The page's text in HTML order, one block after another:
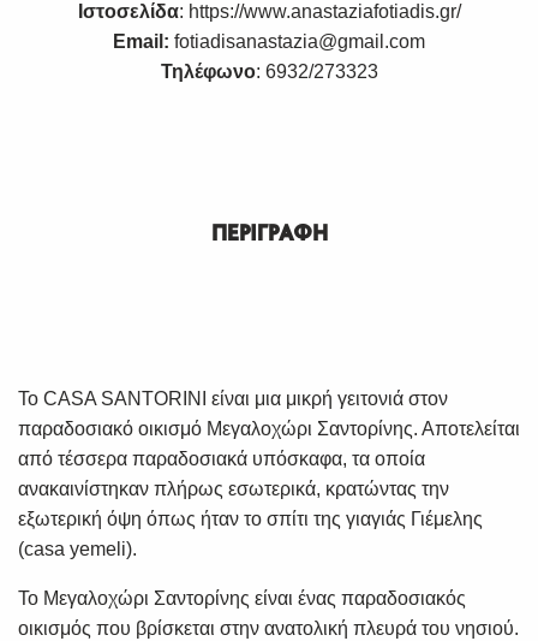
Ιστοσελίδα: https://www.anastaziafotiadis.gr/
Email: fotiadisanastazia@gmail.com
Τηλέφωνο: 6932/273323
ΠΕΡΙΓΡΑΦΗ
Το CASA SANTORINI
είναι μια μικρή γειτονιά στον
παραδοσιακό οικισμό Μεγαλοχώρι Σαντορίνης. Αποτελείται
από τέσσερα παραδοσιακά υπόσκαφα, τα οποία
ανακαινίστηκαν πλήρως εσωτερικά, κρατώντας την
εξωτερική όψη όπως ήταν το σπίτι της γιαγιάς Γιέμελης
(casa yemeli).
Το Μεγαλοχώρι Σαντορίνης είναι ένας παραδοσιακός
οικισμός που βρίσκεται στην ανατολική πλευρά του νησιού.